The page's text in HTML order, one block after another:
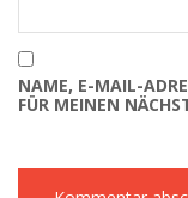
NAME, E-MAIL-
FÜR MEINEN